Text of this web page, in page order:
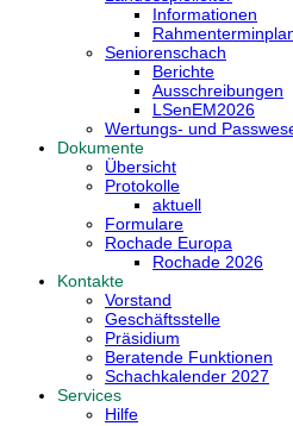
Informationen
Seniorenschach
Berichte
Ausschreibungen
LSenEM2026
Wertungs- und
Dokumente
Übersicht
Protokolle
aktuell
Formulare
Rochade Europa
Rochade 2026
Kontakte
Vorstand
Geschäftsstelle
Präsidium
Beratende Funktionen
Schachkalender 2027
Services
Hilfe